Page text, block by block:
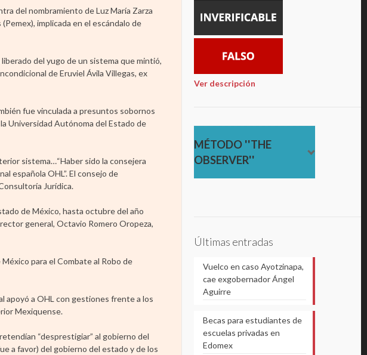
del nombramiento de Luz María Zarza
implicada en el escándalo de
del yugo de un sistema que mintió,
de Eruviel Ávila Villegas, ex
fue vinculada a presuntos sobornos
Universidad Autónoma del Estado de
sistema…“Haber sido la consejera
española OHL”. El consejo de
Jurídica.
de México, hasta octubre del año
general, Octavio Romero Oropeza,
para el Combate al Robo de
apoyó a OHL con gestiones frente a los
Mexiquense.
“desprestigiar” al gobierno del
a favor) del gobierno del estado y de los
Ver descripción
MÉTODO ''THE
OBSERVER''
Últimas entradas
Vuelco en caso Ayotzinapa,
cae exgobernador Ángel
Aguirre
Becas para estudiantes de
escuelas privadas en
Edomex